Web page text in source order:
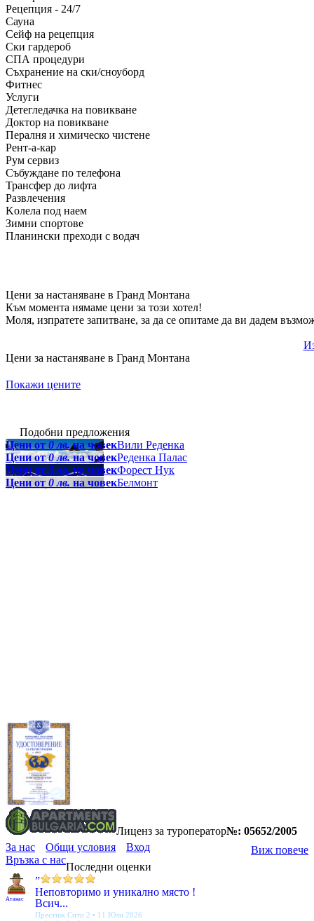
Рецепция - 24/7
Сауна
Сейф на рецепция
Ски гардероб
СПА процедури
Съхранение на ски/сноуборд
Фитнес
Услуги
Детегледачка на повикване
Доктор на повикване
Пералня и химическо чистене
Рент-а-кар
Рум сервиз
Събуждане по телефона
Трансфер до лифта
Развлечения
Kолела под наем
Зимни спортове
Планински преходи с водач
Цени за настаняване в Гранд Монтана
Към момента нямаме цени за този хотел!
Моля, изпратете запитване, за да се опитаме да ви дадем
Цени за настаняване в Гранд Монтана
Покажи цените
Подобни предложения
Цени от0 лв.на човекВили Реденка
Цени от0 лв.на човекРеденка Палас
Цени от 0 лв.на човекФорест Нук
Цени от 0 лв. на човекБелмонт
Лиценз за туроператор№: 05652/2005
Виж повече
За нас Общи условия
Вход
Връзка с нас
Последни оценки
Атанас
”
Неповторимо и уникално място !
Всич...
Престиж Сити 2 • 11 Юли 2026